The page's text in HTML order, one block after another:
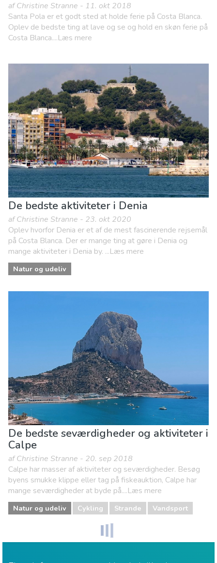
af Christine Stranne - 11. okt 2018
Santa Pola er et godt sted at holde ferie på Costa Blanca.
Oplev de bedste ting at lave og se og hold en skøn ferie på
Costa Blanca....Læs mere
De bedste aktiviteter i Denia
af Christine Stranne - 23. okt 2020
Oplev hvorfor Denia er et af de mest fascinerende rejsemål
på Costa Blanca. Der er mange ting at gøre i Denia og
mange aktiviteter i Denia by. ...Læs mere
Natur og udeliv
De bedste seværdigheder og aktiviteter i
Calpe
af Christine Stranne - 20. sep 2018
Calpe har masser af aktiviteter og seværdigheder. Besøg
byens smukke klippe eller tag på fiskeauktion, Calpe har
mange seværdigheder at byde på....Læs mere
Natur og udeliv Cykling Strande Vandsport